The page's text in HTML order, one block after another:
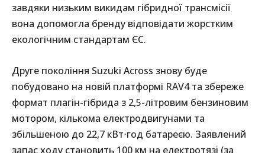
завдяки низьким викидам гібридної трансмісії
вона допомогла бренду відповідати жорстким
екологічним стандартам ЄС.
Друге покоління Suzuki Across знову буде
побудовано на новій платформі RAV4 та збереже
формат плагін-гібрида з 2,5-літровим бензиновим
мотором, кількома електродвигунами та
збільшеною до 22,7 кВт⋅год батареєю. Заявлений
запас ходу становить 100 км на електротязі (за